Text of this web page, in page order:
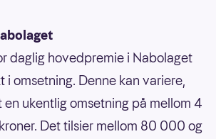
daglig hovedpremie i Nabolaget
i omsetning. Denne kan variere,
en ukentlig omsetning på mellom 4
Det tilsier mellom 80 000 og